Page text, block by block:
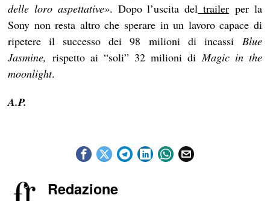
delle loro aspettative». Dopo l’uscita del trailer per la
Sony non resta altro che sperare in un lavoro capace di
ripetere il successo dei 98 milioni di incassi Blue
Jasmine,rispetto ai “soli” 32 milioni diMagic in the
moonlight.
A.P.
Redazione